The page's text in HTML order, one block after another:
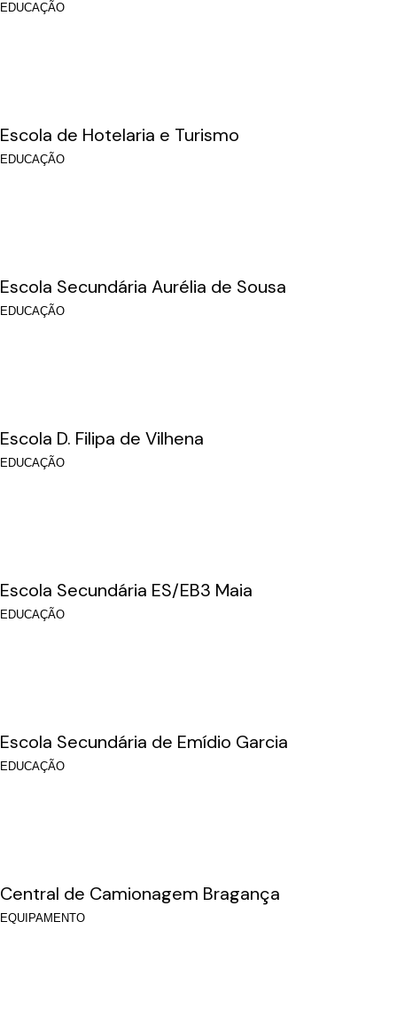
EDUCAÇÃO
Escola de Hotelaria e Turismo
EDUCAÇÃO
Escola Secundária Aurélia de Sousa
EDUCAÇÃO
Escola D. Filipa de Vilhena
EDUCAÇÃO
Escola Secundária ES/EB3 Maia
EDUCAÇÃO
Escola Secundária de Emídio Garcia
EDUCAÇÃO
Central de Camionagem Bragança
EQUIPAMENTO